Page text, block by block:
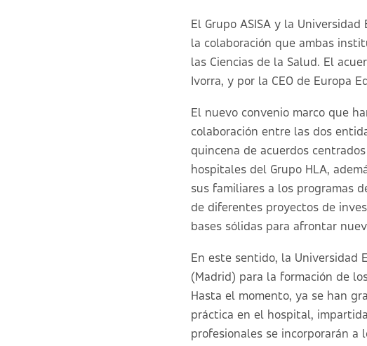
El Grupo ASISA y la
la colaboración que ambas
las Ciencias de la Salud. El
Ivorra, y por la CEO de Europa
El nuevo convenio marco que
colaboración entre las dos
quincena de acuerdos
hospitales del Grupo HLA,
sus familiares a los programas
de diferentes proyectos de
bases sólidas para afrontar
En este sentido, la Universidad
(Madrid) para la formación de
Hasta el momento, ya se han
práctica en el hospital,
profesionales se incorporarán a